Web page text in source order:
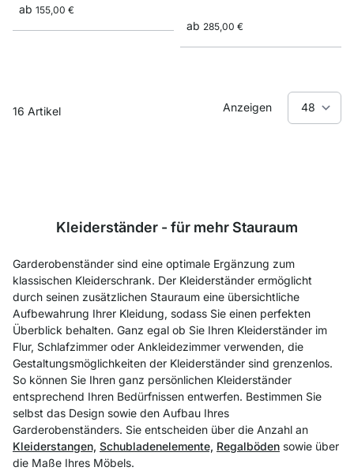
ab 155,00 €
ab 285,00 €
16 Artikel Anzeigen
Kleiderständer - für mehr Stauraum
Garderobenständer sind eine optimale Ergänzung zum
klassischen Kleiderschrank. Der Kleiderständer ermöglicht
durch seinen zusätzlichen Stauraum eine übersichtliche
Aufbewahrung Ihrer Kleidung, sodass Sie einen perfekten
Überblick behalten. Ganz egal ob Sie Ihren Kleiderständer im
Flur, Schlafzimmer oder Ankleidezimmer verwenden, die
Gestaltungsmöglichkeiten der Kleiderständer sind grenzenlos.
So können Sie Ihren ganz persönlichen Kleiderständer
entsprechend Ihren Bedürfnissen entwerfen. Bestimmen Sie
selbst das Design sowie den Aufbau Ihres
Garderobenständers. Sie entscheiden über die Anzahl an
Kleiderstangen, Schubladenelemente, Regalböden sowie über
die Maße Ihres Möbels.